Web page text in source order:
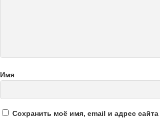
Имя
Сохранить моё имя, email и адрес